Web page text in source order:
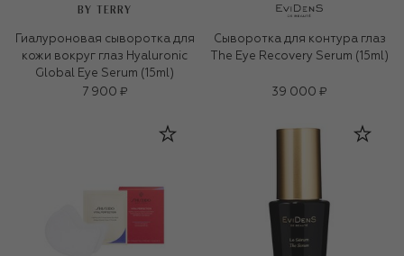
BY TERRY
Гиалуроновая сыворотка для
кожи вокруг глаз Hyaluronic
Global Eye Serum (15ml)
7 900 ₽
Сыворотка для контура глаз
The Eye Recovery Serum (15ml)
39 000 ₽